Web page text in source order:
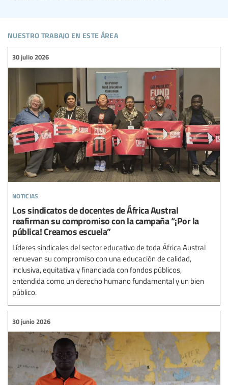
nuestro trabajo en este área
noticias
30 julio 2026
Los sindicatos de docentes de África Austral
reafirman su compromiso con la campaña “¡Por la
pública! Creamos escuela”
Líderes sindicales del sector educativo de toda África Austral
renuevan su compromiso con una educación de calidad,
inclusiva, equitativa y financiada con fondos públicos,
entendida como un derecho humano fundamental y un bien
público.
30 junio 2026